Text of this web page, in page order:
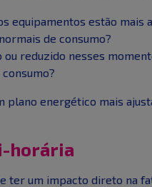
equipamentos estão mais
de consumo?
reduzido nesses
plano energético mais
horária
um impacto direto na